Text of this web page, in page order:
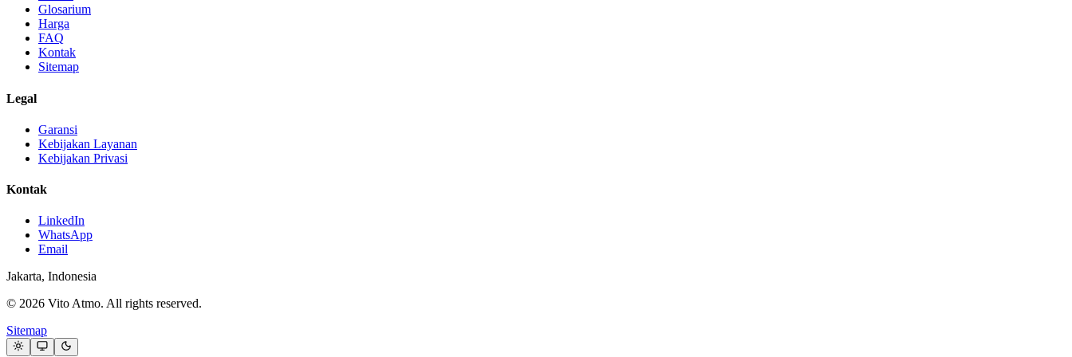
Glosarium
Harga
FAQ
Kontak
Sitemap
Legal
Garansi
Kebijakan Layanan
Kebijakan Privasi
Kontak
LinkedIn
WhatsApp
Email
Jakarta, Indonesia
© 2026 Vito Atmo. All rights reserved.
Sitemap